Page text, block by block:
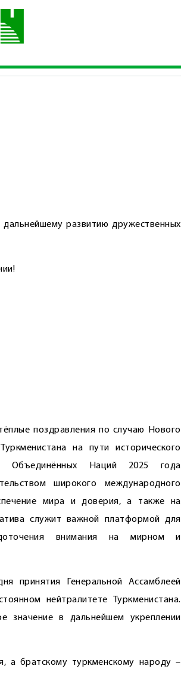
дальнейшему развитию дружественных
поздравления по случаю Нового
на пути исторического
Объединённых Наций 2025 года
широкого международного
мира и доверия, а также на
служит важной платформой для
внимания на мирном и
принятия Генеральной Ассамблеей
нейтралитете Туркменистана.
значение в дальнейшем укреплении
а братскому туркменскому народу –